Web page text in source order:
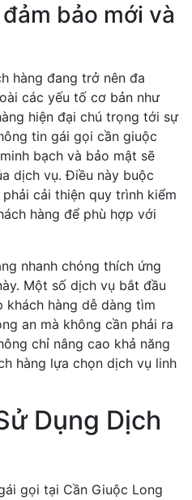
bảo mới và
hàng đang trở nên đa
các yếu tố cơ bản như
hiện đại chú trọng tới sự
tin gái gọi cần giuộc
bạch và bảo mật sẽ
dịch vụ. Điều này buộc
cải thiện quy trình kiểm
hàng để phù hợp với
nhanh chóng thích ứng
Một số dịch vụ bắt đầu
khách hàng dễ dàng tìm
an mà không cần phải ra
chỉ nâng cao khả năng
hàng lựa chọn dịch vụ linh
Dụng Dịch
gọi tại Cần Giuộc Long